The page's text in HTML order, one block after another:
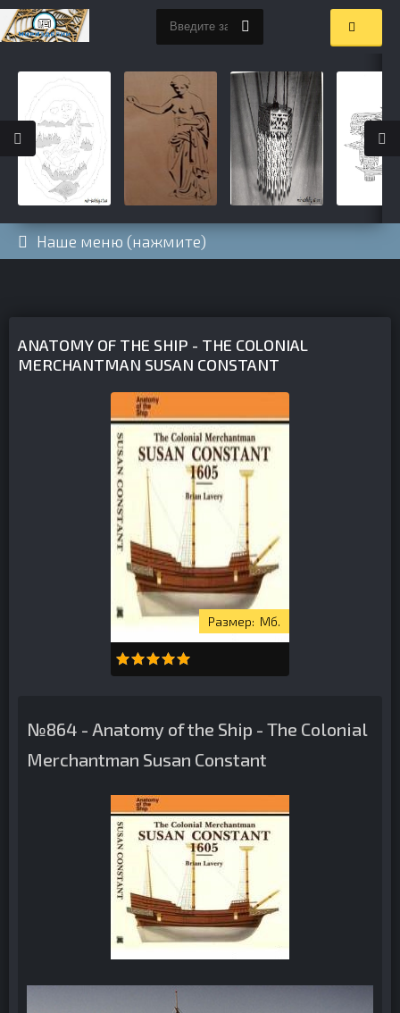
Наше меню (нажмите)
ANATOMY OF THE SHIP - THE COLONIAL
MERCHANTMAN SUSAN CONSTANT
Мб.
№864 - Anatomy of the Ship - The Colonial
Merchantman Susan Constant